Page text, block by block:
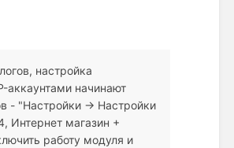
настройка
аккаунтами начинают
- "Настройки → Настройки
Интернет магазин +
работу модуля и